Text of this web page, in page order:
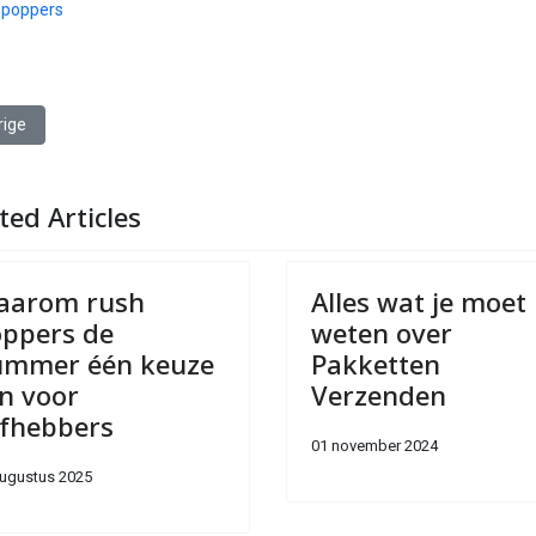
artikel: Luxe badkamer showroom met montage in regio Utrecht
Articles
rush
de
één keuze
voor
2025
Alles wat je moet
weten over
Pakketten
Verzenden
01 november 2024